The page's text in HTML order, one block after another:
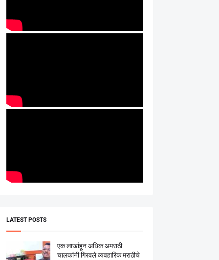
LATEST POSTS
एक लाखांहून अधिक अमराठी
चालकांनी गिरवले व्यवहारिक मराठीचे